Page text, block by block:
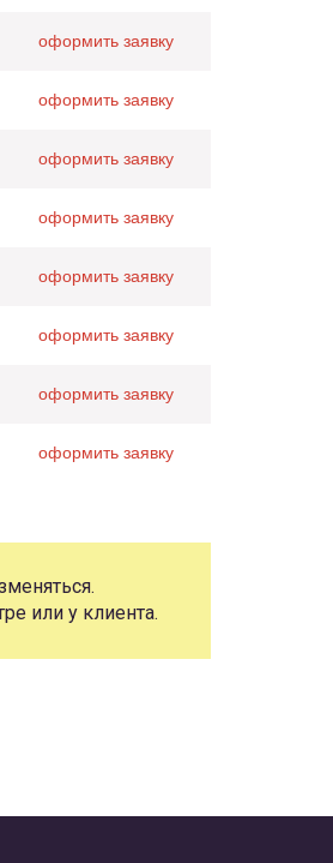
оформить заявку
оформить заявку
оформить заявку
оформить заявку
оформить заявку
оформить заявку
оформить заявку
оформить заявку
или у клиента.